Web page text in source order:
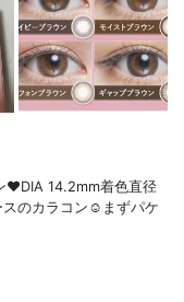
❤️DIA 14.2mm着色直径
のカラコン☺️まずパケ